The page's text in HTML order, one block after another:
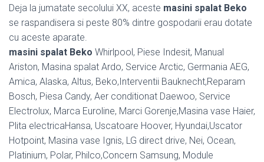
Deja la jumatate secolului XX, aceste masini spalat Beko
se raspandisera si peste 80% dintre gospodarii erau dotate
cu aceste aparate.
masini spalat Beko Whirlpool, Piese Indesit, Manual
Ariston, Masina spalat Ardo, Service Arctic, Germania AEG,
Amica, Alaska, Altus, Beko,Interventii Bauknecht,Reparam
Bosch, Piesa Candy, Aer conditionat Daewoo, Service
Electrolux, Marca Euroline, Marci Gorenje,Masina vase Haier,
Plita electricaHansa, Uscatoare Hoover, Hyundai,Uscator
Hotpoint, Masina vase Ignis, LG direct drive, Nei, Ocean,
Platinium, Polar, Philco,Concern Samsung, Module